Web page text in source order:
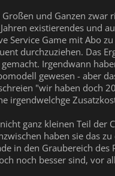
und Ganzen
existierendes und
Service Game mit Abo
durchzuziehen. Das
Irgendwann
gewesen - aber
"wir haben doch
irgendwelchge
ganz kleinen Teil der
haben sie das
in den Graubereich
noch besser sind, vor